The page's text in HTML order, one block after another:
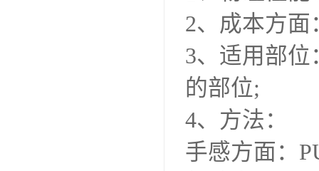
2、成本方面
3、适用部位
的部位;
4、方法：
手感方面：